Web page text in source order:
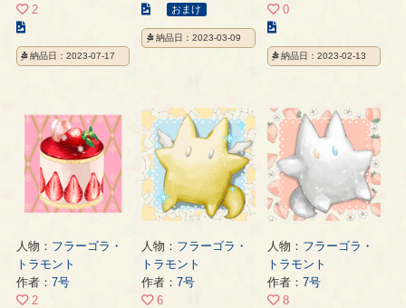
2
の
イ
ト
の
ペ
ー
ジ
納品日：2023-07-17
こ
の
イ
の
ペ
ー
ジ
おまけ
納品日：2023-03-09
0
の
イ
ト
の
ペ
ー
ジ
納品日：2023-02-13
人物： フラーゴラ・
トラモント
作者： 7号
2
人物： フラーゴラ・
トラモント
作者：7号
6
人物： フラーゴラ・
トラモント
作者： 7号
8